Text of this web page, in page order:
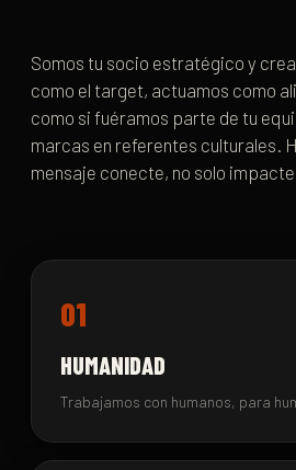
Somos tu socio estratégico y
como el target, actuamos como
como si fuéramos parte de tu
marcas en referentes culturales.
mensaje conecte, no solo
01
HUMANIDAD
Trabajamos con humanos, para